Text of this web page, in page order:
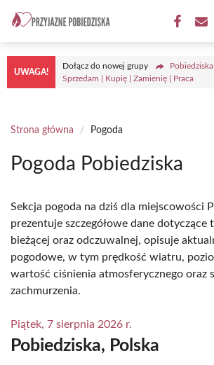
treści
UWAGA!
Dołącz do nowej grupy
Pobiedziska
Sprzedam | Kupię | Zamienię | Praca
Strona główna / Pogoda
Pogoda Pobiedziska
Sekcja pogoda na dziś dla miejscowości
prezentuje szczegółowe dane dotyczące
bieżącej oraz odczuwalnej, opisuje
pogodowe, w tym prędkość wiatru,
wartość ciśnienia atmosferycznego oraz
zachmurzenia.
Piątek, 7 sierpnia 2026 r.
Pobiedziska, Polska